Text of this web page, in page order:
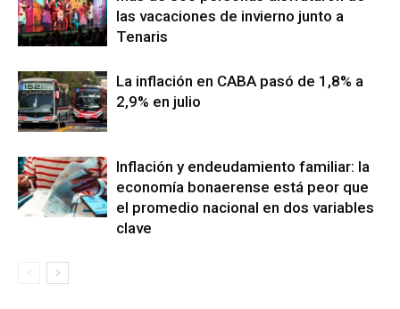
las vacaciones de invierno junto a
Tenaris
La inflación en CABA pasó de 1,8% a
2,9% en julio
Inflación y endeudamiento familiar: la
economía bonaerense está peor que
el promedio nacional en dos variables
clave